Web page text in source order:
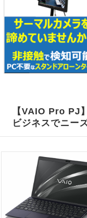
【VAIO Pro PJ
ビジネスでニー